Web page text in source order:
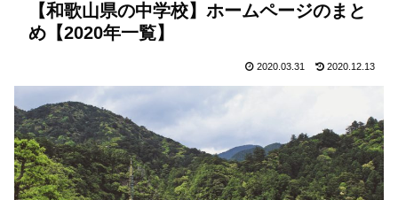
【和歌山県の中学校】ホームページのまと
め【2020年一覧】
2020.03.31 2020.12.13